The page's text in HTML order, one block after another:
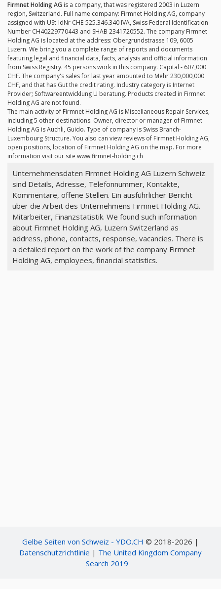
Firmnet Holding AG is a company, that was registered 2003 in Luzern
region, Switzerland. Full name company: Firmnet Holding AG, company
assigned with USt-IdNr CHE-525.346.340 IVA, Swiss Federal Identification
Number CH40229770443 and SHAB 2341720552. The company Firmnet
Holding AG is located at the address: Obergrundstrasse 109, 6005
Luzern. We bring you a complete range of reports and documents
featuring legal and financial data, facts, analysis and official information
from Swiss Registry. 45 persons work in this company. Capital - 607,000
CHF. The company's sales for last year amounted to Mehr 230,000,000
CHF, and that has Gut the credit rating. Industry category is Internet
Provider; Softwareentwicklung U beratung. Products created in Firmnet
Holding AG are not found.
The main activity of Firmnet Holding AG is Miscellaneous Repair Services,
including 5 other destinations. Owner, director or manager of Firmnet
Holding AG is Auchli, Guido. Type of company is Swiss Branch-
Luxembourg Structure. You also can view reviews of Firmnet Holding AG,
open positions, location of Firmnet Holding AG on the map. For more
information visit our site www.firmnet-holding.ch
Unternehmensdaten Firmnet Holding AG Luzern Schweiz
sind Details, Adresse, Telefonnummer, Kontakte,
Kommentare, offene Stellen. Ein ausführlicher Bericht
über die Arbeit des Unternehmens Firmnet Holding AG.
Mitarbeiter, Finanzstatistik. We found such information
about Firmnet Holding AG, Luzern Switzerland as
address, phone, contacts, response, vacancies. There is
a detailed report on the work of the company Firmnet
Holding AG, employees, financial statistics.
Gelbe Seiten von Schweiz - YDO.CH © 2018-2026 |
Datenschutzrichtlinie | The United Kingdom Company
Search 2019